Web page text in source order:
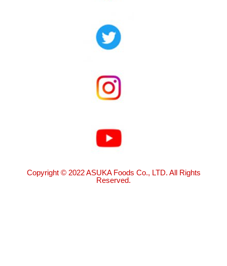
Copyright © 2022 ASUKA Foods Co., LTD. All Rights
Reserved.